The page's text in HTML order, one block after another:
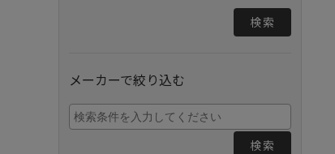
検索
メーカーで絞り込む
検索